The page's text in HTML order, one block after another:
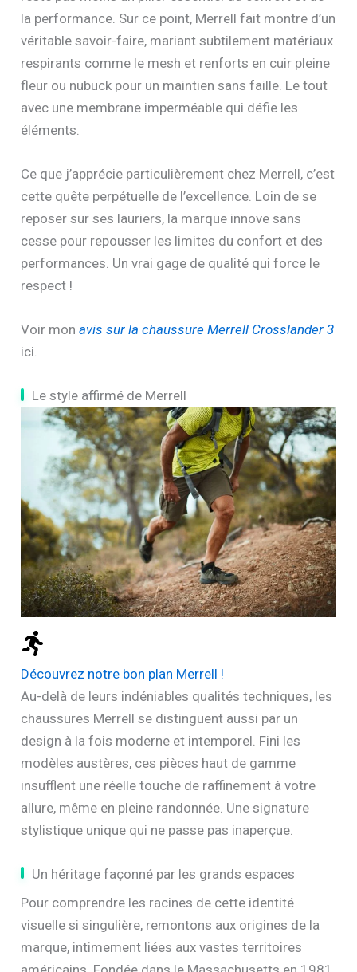
la performance. Sur ce point, Merrell fait montre d’un
véritable savoir-faire, mariant subtilement matériaux
respirants comme le mesh et renforts en cuir pleine
fleur ou nubuck pour un maintien sans faille. Le tout
avec une membrane imperméable qui défie les
éléments.
Ce que j’apprécie particulièrement chez Merrell, c’est
cette quête perpétuelle de l’excellence. Loin de se
reposer sur ses lauriers, la marque innove sans
cesse pour repousser les limites du confort et des
performances. Un vrai gage de qualité qui force le
respect !
Voir monavis sur la chaussure Merrell Crosslander 3
ici.
Le style affirmé de Merrell
Découvrez notre bon plan Merrell !
Au-delà de leurs indéniables qualités techniques, les
chaussures Merrell se distinguent aussi par un
design à la fois moderne et intemporel. Fini les
modèles austères, ces pièces haut de gamme
insufflent une réelle touche de raffinement à votre
allure, même en pleine randonnée. Une signature
stylistique unique qui ne passe pas inaperçue.
Un héritage façonné par les grands espaces
Pour comprendre les racines de cette identité
visuelle si singulière, remontons aux origines de la
marque, intimement liées aux vastes territoires